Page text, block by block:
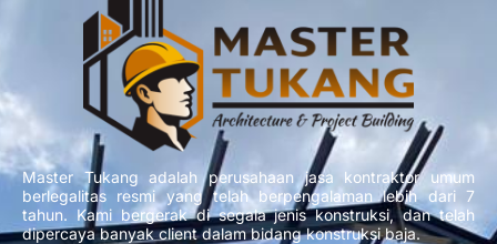
Master Tukang adalah perusahaan jasa kontraktor umum
berlegalitas resmi yang telah berpengalaman lebih dari 7
tahun. Kami bergerak di segala jenis konstruksi, dan telah
dipercaya banyak client dalam bidang konstruksi baja.